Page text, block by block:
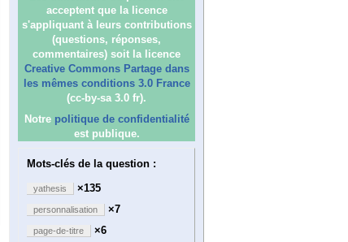
acceptent que la licence
s'appliquant à leurs contributions
(questions, réponses,
commentaires) soit la licence
Creative Commons Partage dans
les mêmes conditions 3.0 France
(cc-by-sa 3.0 fr).
Notre politique de confidentialité
est publique.
Mots-clés de la question :
yathesis ×135
personnalisation ×7
page-de-titre ×6